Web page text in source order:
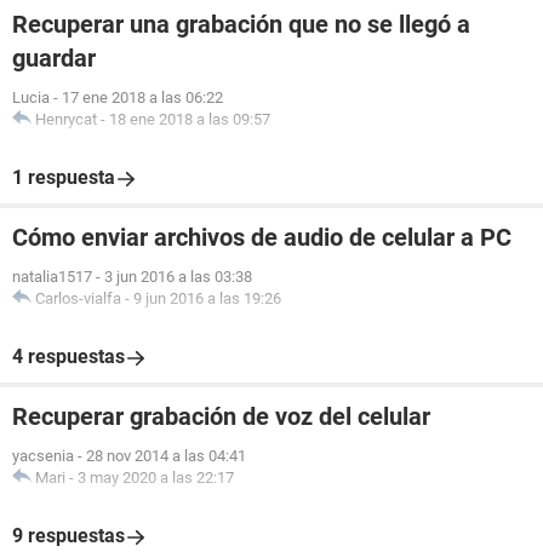
Recuperar una grabación que no se llegó a
guardar
Lucia - 17 ene 2018 a las 06:22
Henrycat - 18 ene 2018 a las 09:57
1 respuesta
Cómo enviar archivos de audio de celular a PC
natalia1517 - 3 jun 2016 a las 03:38
Carlos-vialfa - 9 jun 2016 a las 19:26
4 respuestas
Recuperar grabación de voz del celular
yacsenia - 28 nov 2014 a las 04:41
Mari - 3 may 2020 a las 22:17
9 respuestas